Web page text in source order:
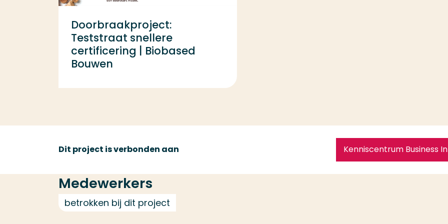
Doorbraakproject:
Teststraat snellere
certificering | Biobased
Bouwen
Dit project is verbonden aan Kenniscentrum Business
Medewerkers
betrokken bij dit project